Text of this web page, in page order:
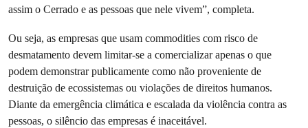
assim o Cerrado e as pessoas que nele vivem”, completa.
Ou seja, as empresas que usam commodities com risco de
desmatamento devem limitar-se a comercializar apenas o que
podem demonstrar publicamente como não proveniente de
destruição de ecossistemas ou violações de direitos humanos.
Diante da emergência climática e escalada da violência contra as
pessoas, o silêncio das empresas é inaceitável.